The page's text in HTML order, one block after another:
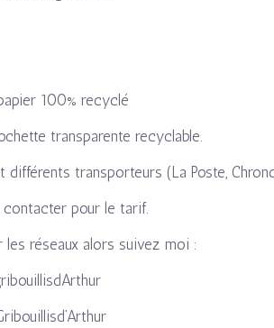
100% recyclé
transparente recyclable.
différents transporteurs (La Poste,
contacter pour le tarif.
les réseaux alors suivez moi :